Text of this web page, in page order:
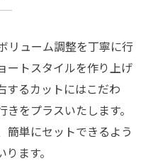
リューム調整を丁寧に行
ートスタイルを作り上げ
するカットにはこだわ
をプラスいたします。
簡単にセットできるよう
ます。